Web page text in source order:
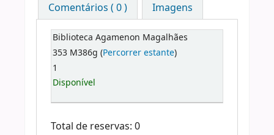
Comentários ( 0 )
Imagens
Biblioteca Agamenon Magalhães
353 M386g (Percorrer estante)
1
Disponível
Total de reservas: 0